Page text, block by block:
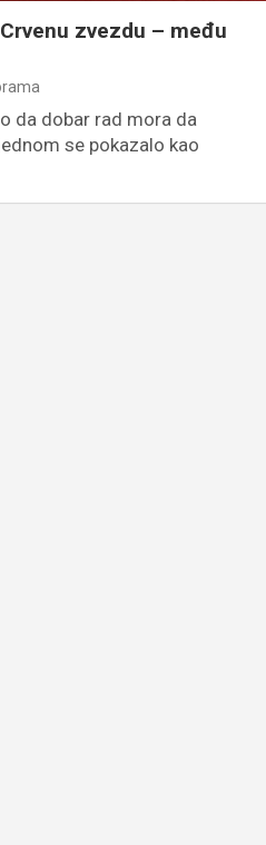
zvezdu – među
da dobar rad mora da
se pokazalo kao